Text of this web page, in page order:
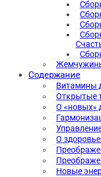
Содержание
Витамины
Открытые
О «новых»
О
Новые